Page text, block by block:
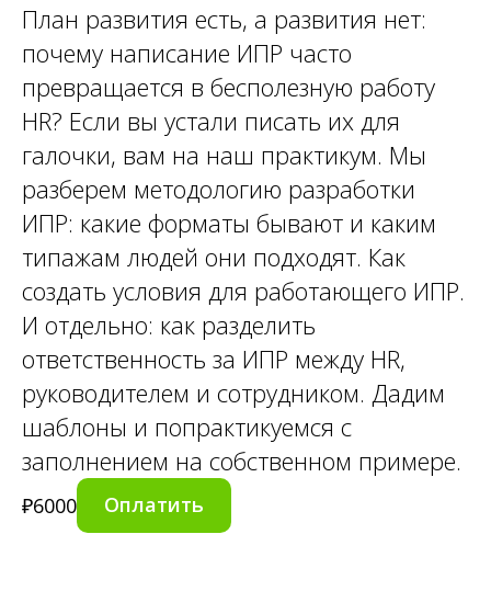
План развития есть, а развития нет:
почему написание ИПР часто
превращается в бесполезную работу
HR? Если вы устали писать их для
галочки, вам на наш практикум. Мы
разберем методологию разработки
ИПР: какие форматы бывают и каким
типажам людей они подходят. Как
создать условия для работающего ИПР.
И отдельно: как разделить
ответственность за ИПР между HR,
руководителем и сотрудником. Дадим
шаблоны и попрактикуемся с
заполнением на собственном примере.
₽6000 Оплатить